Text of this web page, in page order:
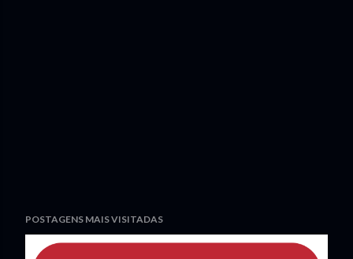
POSTAGENS MAIS VISITADAS